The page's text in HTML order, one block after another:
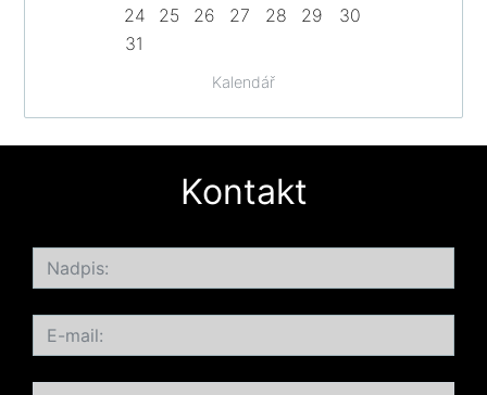
Kalendář
24
25 26 27 28 29
30
31
Kontakt